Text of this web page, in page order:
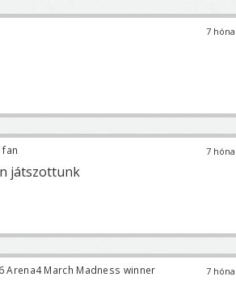
7
7
játszottunk
7
March Madness winner